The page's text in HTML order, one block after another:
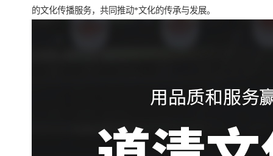
的文化传播服务，共同推动*文化的传承与发展。